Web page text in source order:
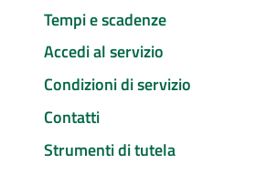
Tempi e scadenze
Accedi al servizio
Condizioni di servizio
Contatti
Strumenti di tutela